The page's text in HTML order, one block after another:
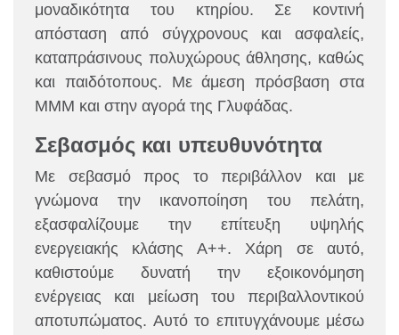
μοναδικότητα του κτηρίου. Σε κοντινή
απόσταση από σύγχρονους και ασφαλείς,
καταπράσινους πολυχώρους άθλησης, καθώς
και παιδότοπους. Με άμεση πρόσβαση στα
ΜΜΜ και στην αγορά της Γλυφάδας.
Σεβασμός και υπευθυνότητα
Με σεβασμό προς το περιβάλλον και με
γνώμονα την ικανοποίηση του πελάτη,
εξασφαλίζουμε την επίτευξη υψηλής
ενεργειακής κλάσης Α++. Χάρη σε αυτό,
καθιστούμε δυνατή την εξοικονόμηση
ενέργειας και μείωση του περιβαλλοντικού
αποτυπώματος. Αυτό το επιτυγχάνουμε μέσω